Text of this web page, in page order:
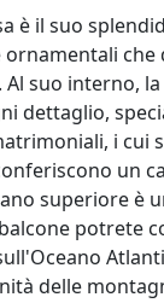
è il suo
che
Al suo interno,
dettaglio,
i cui
un
superiore è
potrete
delle